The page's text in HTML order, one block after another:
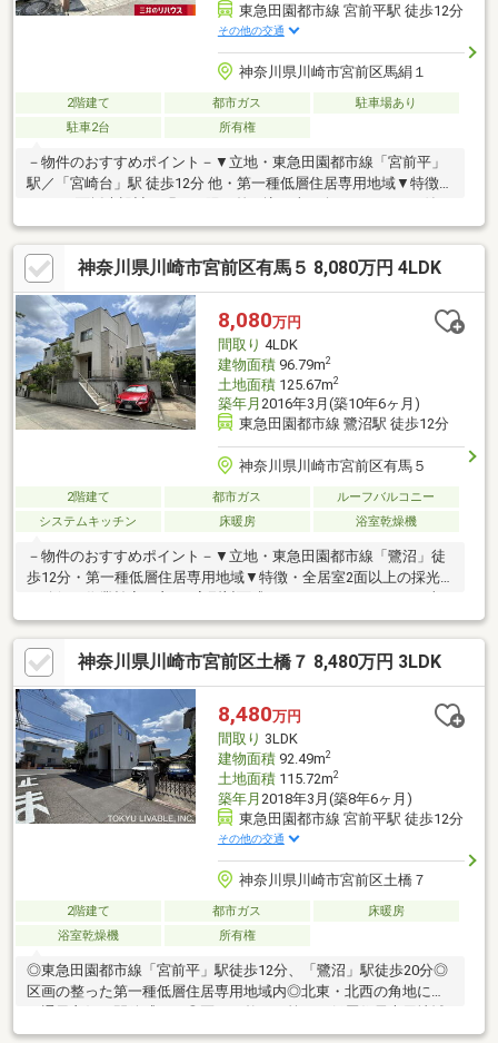
東急田園都市線 宮前平駅 徒歩12分
その他の交通
神奈川県川崎市宮前区馬絹１
2階建て 都市ガス
駐車場あり
駐車2台
所有権
－物件のおすすめポイント－▼立地・東急田園都市線「宮前平」
駅／「宮崎台」駅 徒歩12分 他・第一種低層住居専用地域▼特徴・
リビングまで見渡せる対面式キッチン、背面に食器棚有・2階に水
回りを集約、家事動線良好・納戸約5.5帖は窓付、多目的に活用
可・シャッター付車庫有(車種による)▼周辺環境・MEGAドン・キ
ホーテ東名川崎店 徒歩6分(約480m)・スーパー「ロピア宮前平
店」徒歩7分(約500m)■ ご希望の住まい探しをお手伝いします
━━━━━・・・物件の詳細・ご相談はお気軽にお問い合わせく
ださい。
神奈川県川崎市宮前区有馬５ 8,080万円 4LDK
8,080万円
間取り 4LDK
建物面積96.79m2
土地面積125.67m2
築年月 2016年3月(築10年6ヶ月)
東急田園都市線 鷺沼駅 徒歩12分
神奈川県川崎市宮前区有馬５
2階建て 都市ガス
ルーフバルコニー
システムキッチン
床暖房 浴室乾燥機
－物件のおすすめポイント－▼立地・東急田園都市線「鷺沼」徒
歩12分・第一種低層住居専用地域▼特徴・全居室2面以上の採光
納豊富・約5.3帖のロフト付・南側にバルコニー・タイルが施され
たテラス有・駐車場1台分有(車種による)▼設備・床暖房(リビング
部分)・食洗機・浴室乾燥機・スマートキー▼周辺環境・川崎市立
西有馬小学校 徒歩6分(約440m)・有馬中央公園 徒歩1分(約10m)■
ご希望の住まい探しをお手伝いします ━━━━━・・・物件の詳
細・ご相談はお気軽にお問い合わせください。
神奈川県川崎市宮前区土橋７ 8,480万円 3LDK
8,480万円
間取り 3LDK
建物面積92.49m2
土地面積115.72m2
築年月 2018年3月(築8年6ヶ月)
東急田園都市線 宮前平駅 徒歩12分
その他の交通
神奈川県川崎市宮前区土橋７
2階建て 都市ガス
床暖房
浴室乾燥機
所有権
◎東急田園都市線「宮前平」駅徒歩12分、「鷺沼」駅徒歩20分◎
区画の整った第一種低層住居専用地域内◎北東・北西の角地につ
き通風良好・開放感あり◎区画の整った第一種低層住居専用地域
内◎土地面積115.72m2（35.00坪）◎建物面積92.49m2（27.97